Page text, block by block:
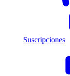
Suscripciones